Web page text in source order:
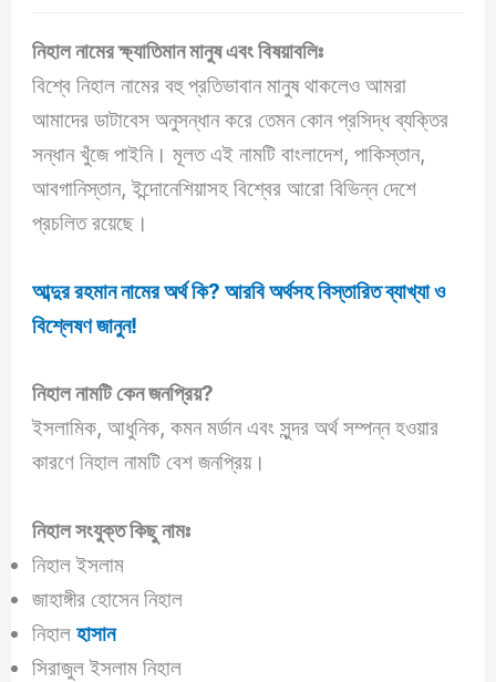
নিহাল নামের ক্ষ্যাতিমান মানুষ এবং বিষয়াবলিঃ
বিশ্বে নিহাল নামের বহু প্রতিভাবান মানুষ থাকলেও আমরা
আমাদের ডাটাবেস অনুসন্ধান করে তেমন কোন প্রসিদ্ধ ব্যক্তির
সন্ধান খুঁজে পাইনি। মূলত এই নামটি বাংলাদেশ, পাকিস্তান,
আবগানিস্তান, ইন্দোনেশিয়াসহ বিশ্বের আরো বিভিন্ন দেশে
প্রচলিত রয়েছে।
আব্দুর রহমান নামের অর্থ কি? আরবি অর্থসহ বিস্তারিত ব্যাখ্যা ও
বিশ্লেষণ জানুন!
নিহালনামটি কেন জনপ্রিয়?
ইসলামিক, আধুনিক, কমন মর্ডান এবং সুন্দর অর্থ সম্পন্ন হওয়ার
কারণে নিহাল নামটি বেশ জনপ্রিয়।
নিহালসংযুক্ত কিছু নামঃ
নিহাল ইসলাম
জাহাঙ্গীর হোসেন নিহাল
নিহালহাসান
সিরাজুল ইসলাম নিহাল